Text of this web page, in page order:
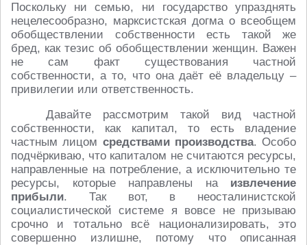
Поскольку ни семью, ни государство упразднять
нецелесообразно, марксистская догма о всеобщем
обобществлении собственности есть такой же
бред, как тезис об обобществлении женщин. Важен
не сам факт существования частной
собственности, а то, что она даёт её владельцу –
привилегии или ответственность.
Давайте рассмотрим такой вид частной
собственности, как капитал, то есть владение
частным лицом средствами производства. Особо
подчёркиваю, что капиталом не считаются ресурсы,
направленные на потребление, а исключительно те
ресурсы, которые направлены на извлечение
прибыли. Так вот, в неосталинистской
социалистической системе я вовсе не призываю
срочно и тотально всё национализировать, это
совершенно излишне, потому что описанная